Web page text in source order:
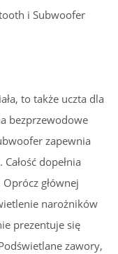
i Subwoofer
to także uczta dla
bezprzewodowe
zapewnia
dopełnia
głównej
narożników
prezentuje się
zawory,